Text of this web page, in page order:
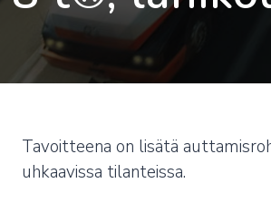
Tavoitteena on lisätä
uhkaavissa tilanteissa.